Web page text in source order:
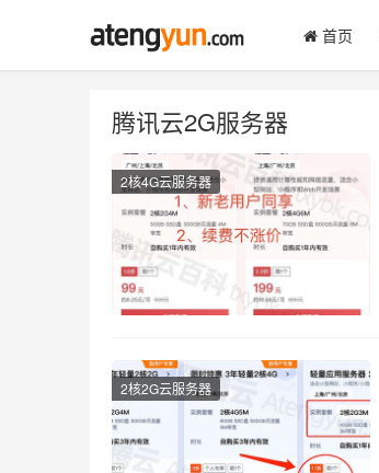
首页
腾讯云2G服务器
2核4G云服务器
2核2G云服务器